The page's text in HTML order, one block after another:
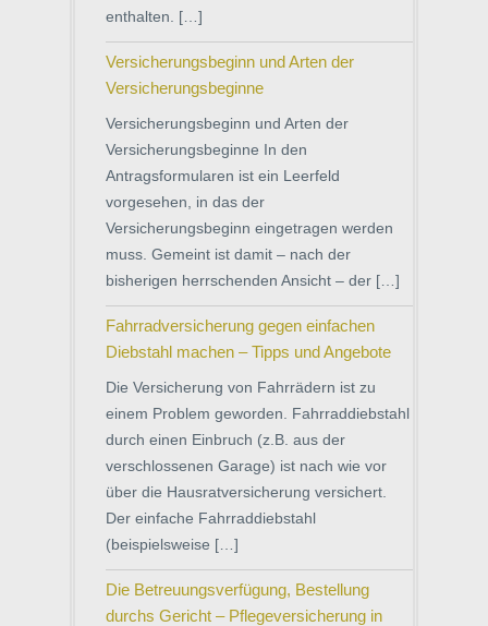
enthalten. […]
Versicherungsbeginn und Arten der
Versicherungsbeginne
Versicherungsbeginn und Arten der
Versicherungsbeginne In den
Antragsformularen ist ein Leerfeld
vorgesehen, in das der
Versicherungsbeginn eingetragen werden
muss. Gemeint ist damit – nach der
bisherigen herrschenden Ansicht – der […]
Fahrradversicherung gegen einfachen
Diebstahl machen – Tipps und Angebote
Die Versicherung von Fahrrädern ist zu
einem Problem geworden. Fahrraddiebstahl
durch einen Einbruch (z.B. aus der
verschlossenen Garage) ist nach wie vor
über die Hausratversicherung versichert.
Der einfache Fahrraddiebstahl
(beispielsweise […]
Die Betreuungsverfügung, Bestellung
durchs Gericht – Pflegeversicherung in